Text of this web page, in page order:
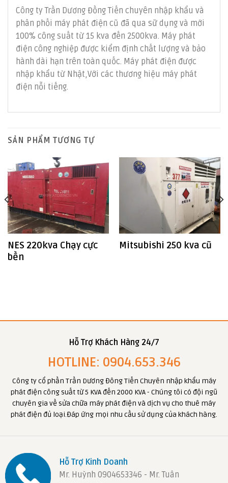
Công ty Trần Dương Đồng Tiến chuyên nhập khẩu và
phân phối máy phát điện cũ đã qua sữ dụng và mới
100% công suất từ 15 kva đến 2500kva. Máy phát
điện công nghiệp được kiểm định chất lượng và bảo
hành dài hạn trên toàn quốc. Máy phát điện được
nhập khẩu từ Nhật,Với các thương hiệu máy phát
điện nỗi tiếng.
SẢN PHẨM TƯƠNG TỰ
NES 220kva Chạy cực
bền
Mitsubishi 250 kva cũ
Hỗ Trợ Khách Hàng 24/7
HOTLINE: 0904.653.346
Công ty cổ phần Trần Dương Đông Tiến Chuyên nhập khẩu máy
phát điện công suất từ 5 KVA đến 2000 KVA - Chúng tôi có đội ngũ
chuyên gia về sửa chữa máy phát điện và dịch vụ cho thuê máy
phát điện đủ loại.Đáp ứng mọi nhu cầu sử dụng của khách hàng.
Hỗ Trợ Kinh Doanh
Mr. Huỳnh 0904653346 - Mr. Tuân